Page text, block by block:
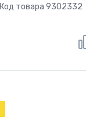
Код товара 9302332